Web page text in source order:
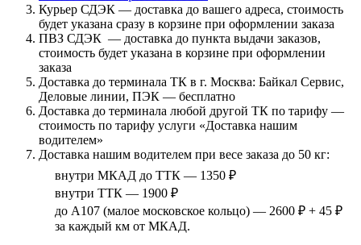
Курьер СДЭК — доставка до вашего адреса, стоимость
будет указана сразу в корзине при оформлении заказа
ПВЗ СДЭК — доставка до пункта выдачи заказов,
стоимость будет указана в корзине при оформлении
заказа
Доставка до терминала ТК в г. Москва: Байкал Сервис,
Деловые линии, ПЭК — бесплатно
Доставка до терминала любой другой ТК по тарифу —
стоимость по тарифу услуги «Доставка нашим
водителем»
Доставка нашим водителем при весе заказа до 50 кг:
внутри МКАД до ТТК — 1350 ₽
внутри ТТК — 1900 ₽
до А107 (малое московское кольцо) — 2600 ₽ + 45 ₽
за каждый км от МКАД.